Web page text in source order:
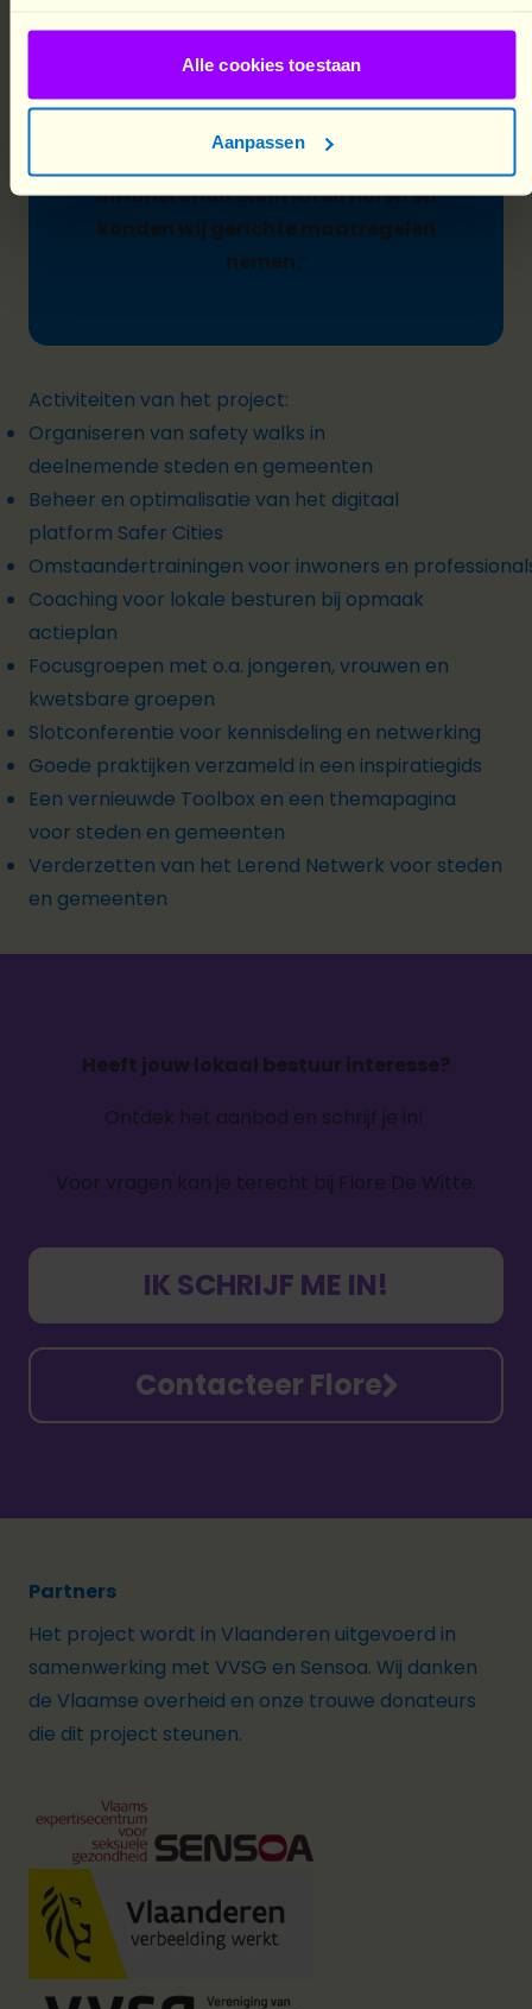
Alle cookies toestaan
Aanpassen
inwoners hun stem laten horen en
konden wij gerichte maatregelen
nemen.”
Activiteiten van het project:
Organiseren van safety walks in
deelnemende steden en gemeenten
Beheer en optimalisatie van het digitaal
platform Safer Cities
Omstaandertrainingen voor inwoners en
Coaching voor lokale besturen bij opmaak
actieplan
Focusgroepen met o.a. jongeren, vrouwen en
kwetsbare groepen
Slotconferentie voor kennisdeling en netwerking
Goede praktijken verzameld in een inspiratiegids
Een vernieuwde Toolbox en een themapagina
voor steden en gemeenten
Verderzetten van het Lerend Netwerk voor steden
en gemeenten
Heeft jouw lokaal bestuur interesse?
Ontdek het aanbod en schrijf je in!
Voor vragen kan je terecht bij Flore De Witte.
IK SCHRIJF ME IN!
Contacteer Flore
Partners
Het project wordt in Vlaanderen uitgevoerd in
samenwerking met VVSG en Sensoa. Wij danken
de Vlaamse overheid en onze trouwe donateurs
die dit project steunen.